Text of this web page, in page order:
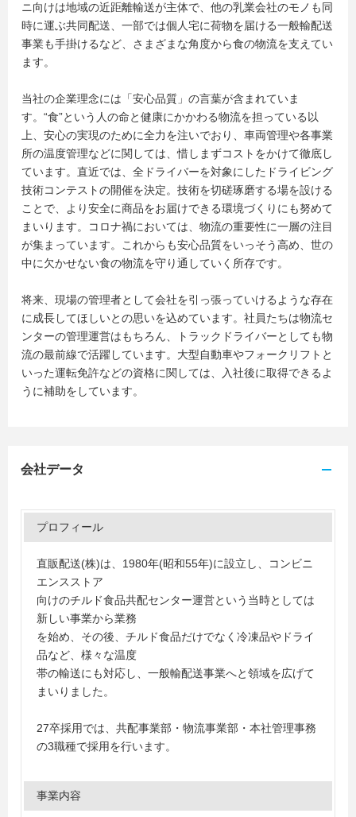
ニ向けは地域の近距離輸送が主体で、他の乳業会社のモノも同
時に運ぶ共同配送、一部では個人宅に荷物を届ける一般輸配送
事業も手掛けるなど、さまざまな角度から食の物流を支えてい
ます。
当社の企業理念には「安心品質」の言葉が含まれていま
す。“食”という人の命と健康にかかわる物流を担っている以
上、安心の実現のために全力を注いでおり、車両管理や各事業
所の温度管理などに関しては、惜しまずコストをかけて徹底し
ています。直近では、全ドライバーを対象にしたドライビング
技術コンテストの開催を決定。技術を切磋琢磨する場を設ける
ことで、より安全に商品をお届けできる環境づくりにも努めて
まいります。コロナ禍においては、物流の重要性に一層の注目
が集まっています。これからも安心品質をいっそう高め、世の
中に欠かせない食の物流を守り通していく所存です。
将来、現場の管理者として会社を引っ張っていけるような存在
に成長してほしいとの思いを込めています。社員たちは物流セ
ンターの管理運営はもちろん、トラックドライバーとしても物
流の最前線で活躍しています。大型自動車やフォークリフトと
いった運転免許などの資格に関しては、入社後に取得できるよ
うに補助をしています。
会社データ
プロフィール
直販配送(株)は、1980年(昭和55年)に設立し、コンビニ
エンスストア
向けのチルド食品共配センター運営という当時としては
新しい事業から業務
を始め、その後、チルド食品だけでなく冷凍品やドライ
品など、様々な温度
帯の輸送にも対応し、一般輸配送事業へと領域を広げて
まいりました。
27卒採用では、共配事業部・物流事業部・本社管理事務
の3職種で採用を行います。
事業内容